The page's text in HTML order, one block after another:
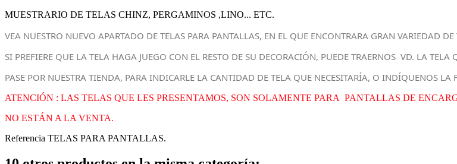
MUESTRARIO DE TELAS CHINZ, PERGAMINOS ,LINO... ETC.
VEA NUESTRO NUEVO APARTADO DE TELAS PARA PANTALLAS, EN EL QUE ENCONTRARA GRAN VARIEDAD
SI PREFIERE QUE LA TELA HAGA JUEGO CON EL RESTO DE SU DECORACIÓN, PUEDE TRAERNOS VD. LA
PASE POR NUESTRA TIENDA, PARA INDICARLE LA CANTIDAD DE TELA QUE NECESITARÍA, O INDÍQUENOS
ATENCIÓN : LAS TELAS QUE LES PRESENTAMOS, SON SOLAMENTE PARA PANTALLAS DE
NO ESTÁN A LA VENTA.
Referencia TELAS PARA PANTALLAS.